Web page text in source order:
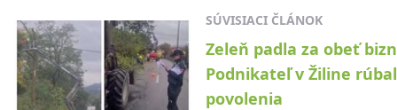
SÚVISIACI ČLÁNOK
Zeleň padla za obeť
Podnikateľ v Žiline
povolenia